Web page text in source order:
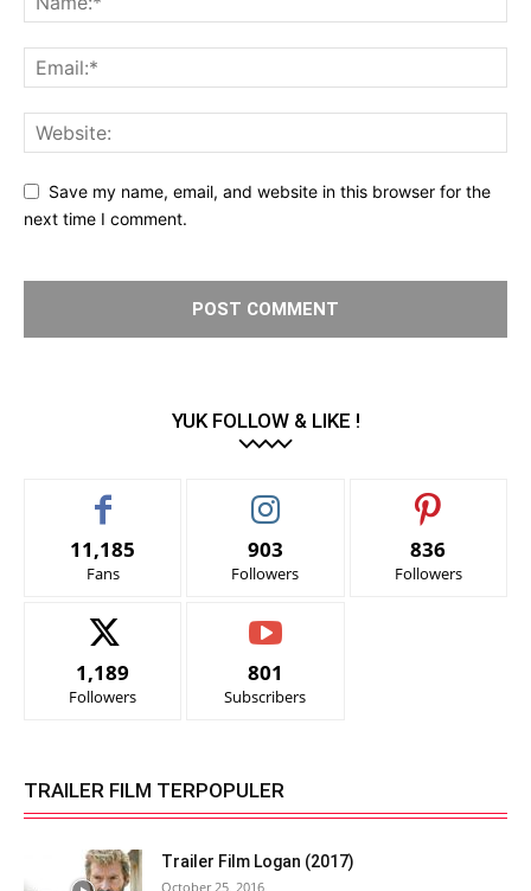
Save my name, email, and website in this browser for the
next time I comment.
YUK FOLLOW & LIKE !
11,185
Fans
903
Followers
836
Followers
1,189
Followers
801
Subscribers
TRAILER FILM TERPOPULER
Trailer Film Logan (2017)
October 25, 2016